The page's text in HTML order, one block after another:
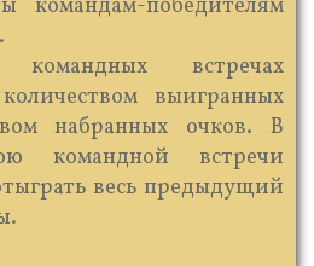
командам-победителям
встречах
выигранных
набранных очков. В
командной встречи
весь предыдущий